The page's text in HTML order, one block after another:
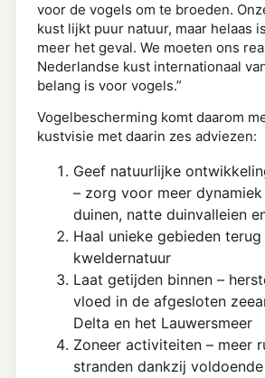
voor de vogels om te broeden.
kust lijkt puur natuur, maar helaas
meer het geval. We moeten ons
Nederlandse kust internationaal
belang is voor vogels.”
Vogelbescherming komt daarom
kustvisie met daarin zes adviezen:
Geef natuurlijke
– zorg voor meer
duinen, natte duinvalleien
Haal unieke gebieden
kweldernatuur
Laat getijden binnen –
vloed in de afgesloten
Delta en het Lauwersmeer
Zoneer activiteiten – meer
stranden dankzij voldoende